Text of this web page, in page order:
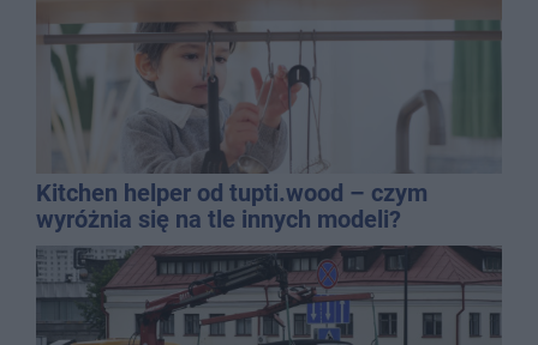
Kitchen helper od tupti.wood – czym
wyróżnia się na tle innych modeli?